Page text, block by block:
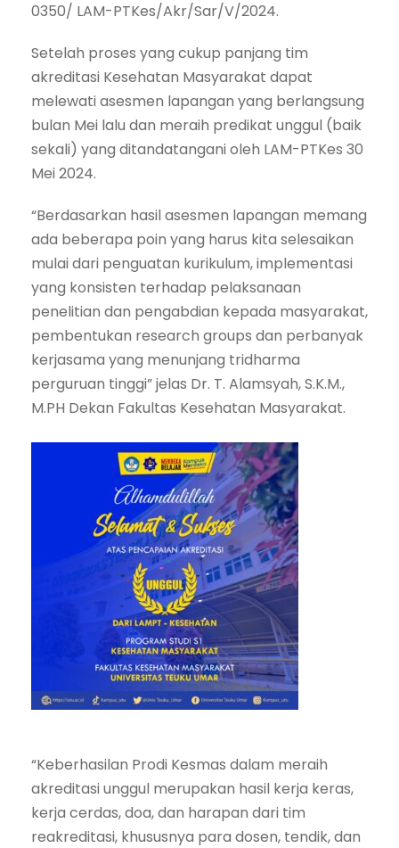
0350/ LAM-PTKes/Akr/Sar/V/2024.
Setelah proses yang cukup panjang tim
akreditasi Kesehatan Masyarakat dapat
melewati asesmen lapangan yang berlangsung
bulan Mei lalu dan meraih predikat unggul (baik
sekali) yang ditandatangani oleh LAM-PTKes 30
Mei 2024.
“Berdasarkan hasil asesmen lapangan memang
ada beberapa poin yang harus kita selesaikan
mulai dari penguatan kurikulum, implementasi
yang konsisten terhadap pelaksanaan
penelitian dan pengabdian kepada masyarakat,
pembentukan research groups dan perbanyak
kerjasama yang menunjang tridharma
perguruan tinggi” jelas Dr. T. Alamsyah, S.K.M.,
M.PH Dekan Fakultas Kesehatan Masyarakat.
“Keberhasilan Prodi Kesmas dalam meraih
akreditasi unggul merupakan hasil kerja keras,
kerja cerdas, doa, dan harapan dari tim
reakreditasi, khususnya para dosen, tendik, dan